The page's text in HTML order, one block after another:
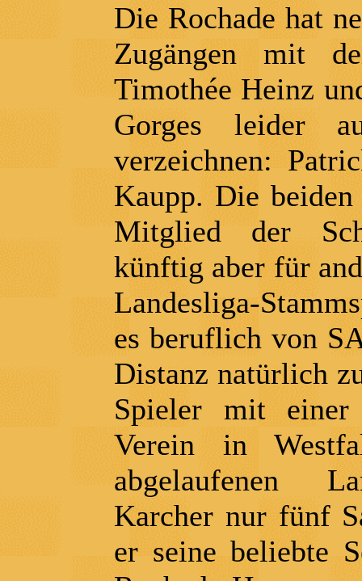
Die Rochade hat
Zugängen mit
Timothée Heinz
Gorges leider
verzeichnen:
Kaupp. Die
Mitglied der
künftig aber für
Landesliga-
es beruflich von
Distanz natürlich
Spieler mit
Verein in
abgelaufenen
Karcher nur fünf
er seine beliebte